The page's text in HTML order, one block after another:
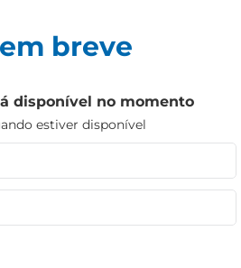
breve
disponível no momento
estiver disponível